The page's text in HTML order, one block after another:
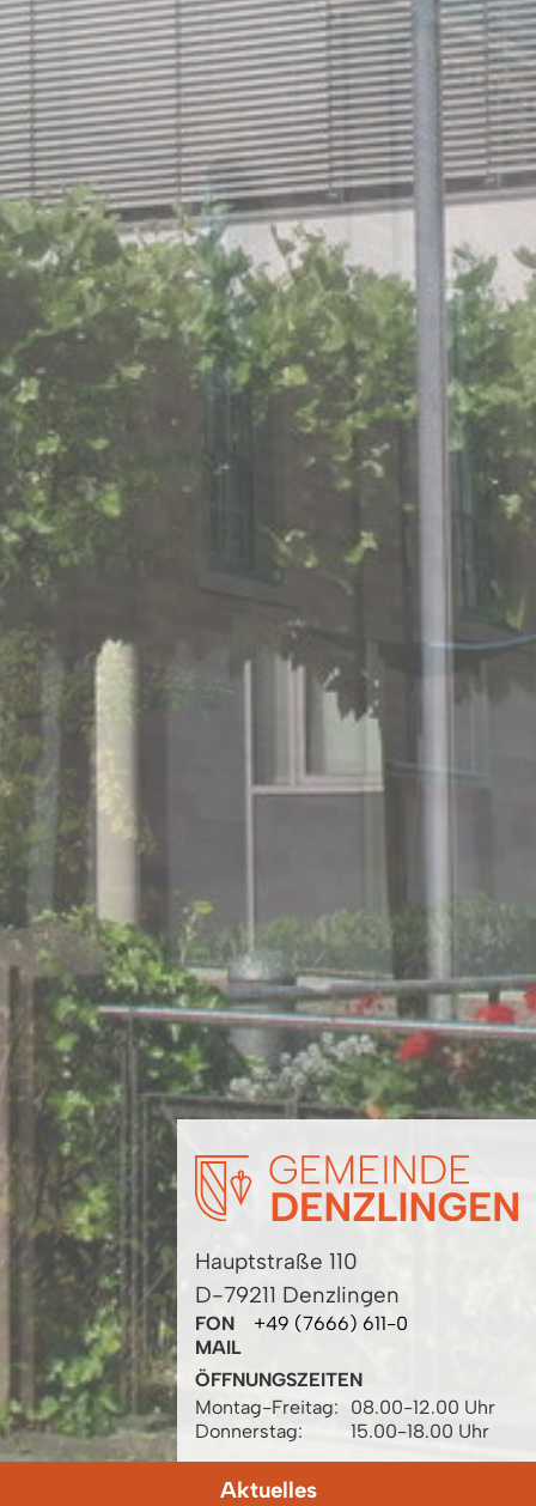
Hauptstraße 110
D-79211 Denzlingen
FON
+49 (7666) 611-0
MAIL
ÖFFNUNGSZEITEN
Montag-Freitag:
08.00-12.00 Uhr
Donnerstag:
15.00-18.00 Uhr
Aktuelles